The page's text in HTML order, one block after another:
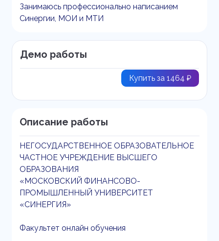
Занимаюсь профессионально написанием
Синергии, МОИ и МТИ
Демо работы
Купить за 1464 ₽
Описание работы
НЕГОСУДАРСТВЕННОЕ ОБРАЗОВАТЕЛЬНОЕ
ЧАСТНОЕ УЧРЕЖДЕНИЕ ВЫСШЕГО
ОБРАЗОВАНИЯ
«МОСКОВСКИЙ ФИНАНСОВО-
ПРОМЫШЛЕННЫЙ УНИВЕРСИТЕТ
«СИНЕРГИЯ»
Факультет онлайн обучения